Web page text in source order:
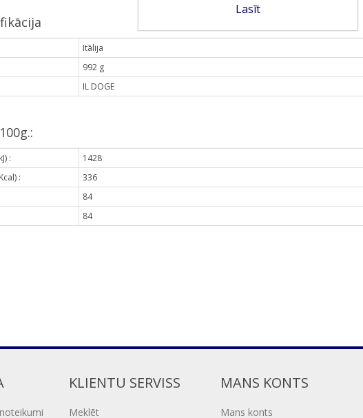
Itālija
992 g
IL DOGE
:
1428
:
336
84
84
KLIENTU SERVISS
Meklēt
MANS KONTS
Mans konts
Lasīt